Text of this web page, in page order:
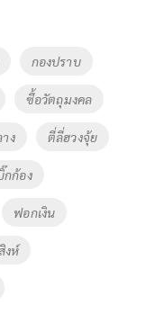
กองปราบ
ซื้อวัตถุมงคล
ง ตี่ลี่ฮวงจุ้ย
กก้อง
ฟอกเงิน
งห์